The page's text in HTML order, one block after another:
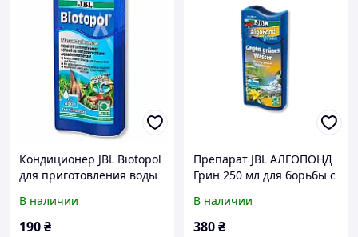
Кондиционер JBL Biotopol
для приготовления воды
В наличии
190₴
Препарат JBL АЛГОПОНД
Грин 250 мл для борьбы с
пруду.
В наличии
380₴